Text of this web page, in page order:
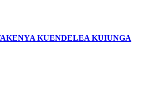
KUENDELEA KUIUNGA